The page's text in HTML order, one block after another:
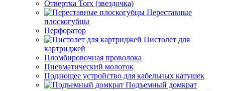
Отвертка Torx (звездочка)
Переставные
плоскогубцы
Перфоратор
Пистолет для
картриджей
Пломбировочная проволока
Пневматический молоток
Подающее устройство для кабельных катушек
Подъемный домкрат